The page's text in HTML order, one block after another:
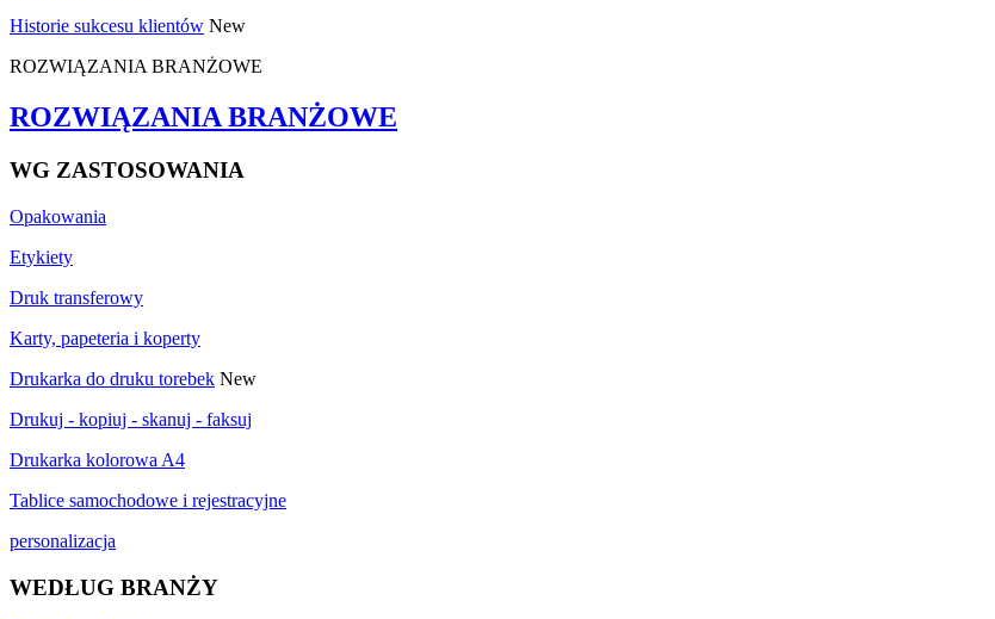
Historie sukcesu klientów New
ROZWIĄZANIA BRANŻOWE
ROZWIĄZANIA BRANŻOWE
WG ZASTOSOWANIA
Opakowania
Etykiety
Druk transferowy
Karty, papeteria i koperty
Drukarka do druku torebek New
Drukuj - kopiuj - skanuj - faksuj
Drukarka kolorowa A4
Tablice samochodowe i rejestracyjne
personalizacja
WEDŁUG BRANŻY